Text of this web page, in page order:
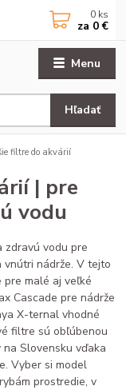
Menu
Hľadať
0 ks
za 0 €
filtre do akvárií
| pre
vodu
zdravú vodu pre
vnútri nádrže. V tejto
malé aj veľké
Cascade pre nádrže
X-ternal vhodné
filtre sú obľúbenou
Slovensku vďaka
Vyber si model
prostredie, v